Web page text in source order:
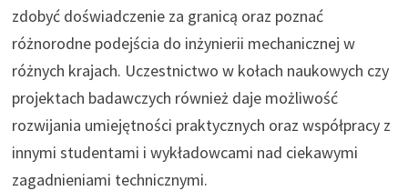
zdobyć doświadczenie za granicą oraz poznać
różnorodne podejścia do inżynierii mechanicznej w
różnych krajach. Uczestnictwo w kołach naukowych czy
projektach badawczych również daje możliwość
rozwijania umiejętności praktycznych oraz współpracy z
innymi studentami i wykładowcami nad ciekawymi
zagadnieniami technicznymi.